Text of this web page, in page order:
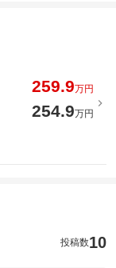
259.9万円
254.9万円
投稿数10